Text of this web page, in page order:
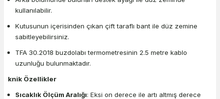
kullanılabilir.
Kutusunun içerisinden çıkan çift taraflı bant ile düz zemine
sabitleyebilirsiniz.
TFA 30.2018 buzdolabı termometresinin 2.5 metre kablo
uzunluğu bulunmaktadır.
knik Özellikler
Sıcaklık Ölçüm Aralığı: Eksi on derece ile artı altmış derece